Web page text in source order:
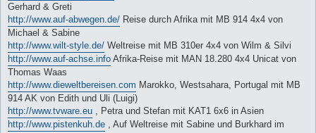
Gerhard & Greti
http://www.auf-abwegen.de/ Reise durch Afrika mit MB 914 4x4 von
Michael & Sabine
http://www.wilt-style.de/ Weltreise mit MB 310er 4x4 von Wilm & Silvi
http://www.auf-achse.info Afrika-Reise mit MAN 18.280 4x4 Unicat von
Thomas Waas
http://www.dieweltbereisen.com Marokko, Westsahara, Portugal mit MB
914 AK von Edith und Uli (Luigi)
http://www.tvware.eu , Petra und Stefan mit KAT1 6x6 in Asien
http://www.pistenkuh.de , Auf Weltreise mit Sabine und Burkhard im